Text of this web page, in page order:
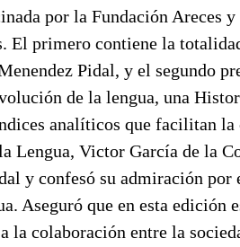
por la Fundación Areces
El primero contiene la
Pidal, y el segundo
de la lengua, una
analíticos que facilitan la
Lengua, Victor García de la
y confesó su admiración por
Aseguró que en esta edición
la colaboración entre la